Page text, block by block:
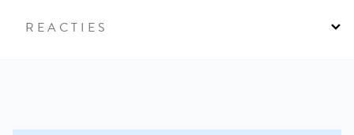
REACTIES